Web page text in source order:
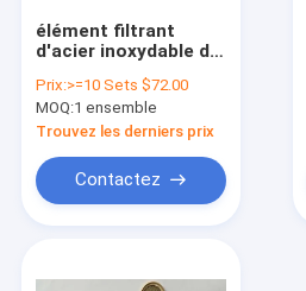
élément filtrant
d'acier inoxydable de
avec la surface
électrolytique
Prix:>=10 Sets $72.00
MOQ:1 ensemble
Trouvez les derniers prix
Contactez